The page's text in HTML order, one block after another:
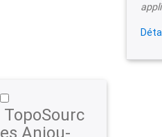
TopoSourc
es Anjou-